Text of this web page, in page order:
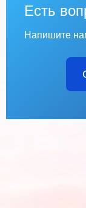
Есть
Напишите